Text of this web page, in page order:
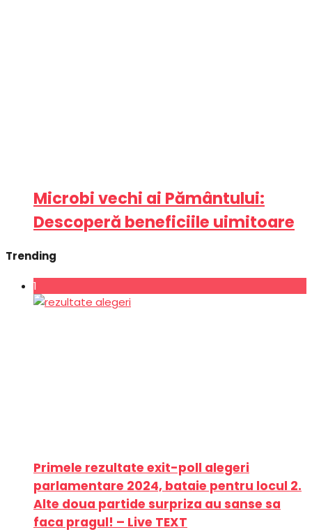
Microbi vechi ai Pământului:
Descoperă beneficiile uimitoare
Trending
1
Primele rezultate exit-poll alegeri
parlamentare 2024, bataie pentru locul 2.
Alte doua partide surpriza au sanse sa
faca pragul! – Live TEXT